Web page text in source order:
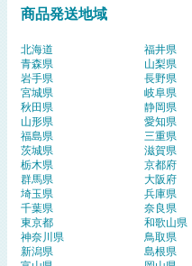
商品発送地域
北海道
青森県
岩手県
宮城県
秋田県
山形県
福島県
茨城県
栃木県
群馬県
埼玉県
千葉県
東京都
神奈川県
新潟県
福井県
山梨県
長野県
岐阜県
静岡県
愛知県
三重県
滋賀県
京都府
大阪府
兵庫県
奈良県
和歌山県
鳥取県
島根県